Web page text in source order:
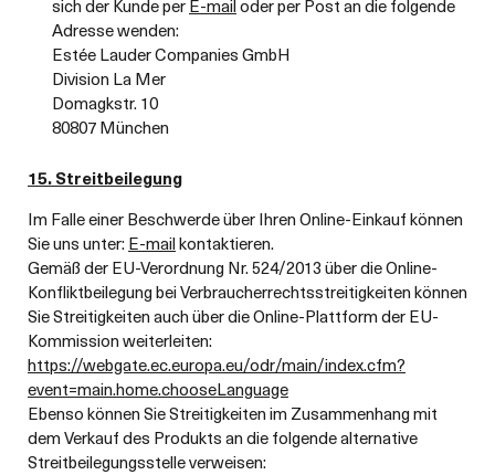
sich der Kunde perE-mailoder per Post an die folgende
Adresse wenden:
Estée Lauder Companies GmbH
Division La Mer
Domagkstr. 10
80807 München
15. Streitbeilegung
Im Falle einer Beschwerde über Ihren Online-Einkauf können
Sie uns unter: E-mailkontaktieren.
Gemäß der EU-Verordnung Nr. 524/2013 über die Online-
Konfliktbeilegung bei Verbraucherrechtsstreitigkeiten können
Sie Streitigkeiten auch über die Online-Plattform der EU-
Kommission weiterleiten:
https://webgate.ec.europa.eu/odr/main/index.cfm?
event=main.home.chooseLanguage
Ebenso können Sie Streitigkeiten im Zusammenhang mit
dem Verkauf des Produkts an die folgende alternative
Streitbeilegungsstelle verweisen: